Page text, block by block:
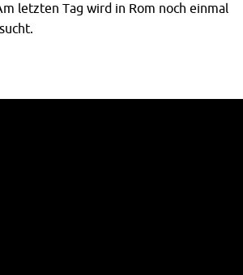
letzten Tag wird in Rom noch einmal